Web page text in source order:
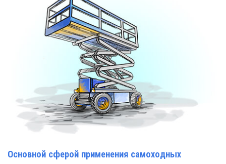
Основной сферой применения самоходных